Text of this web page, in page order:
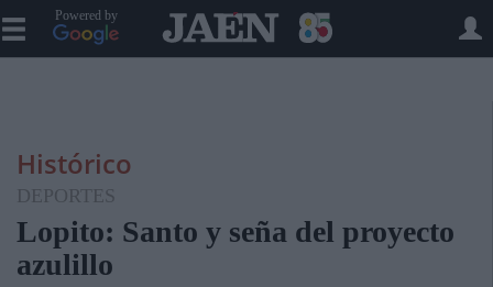
Powered by
Histórico
DEPORTES
Lopito: Santo y seña del proyecto
azulillo